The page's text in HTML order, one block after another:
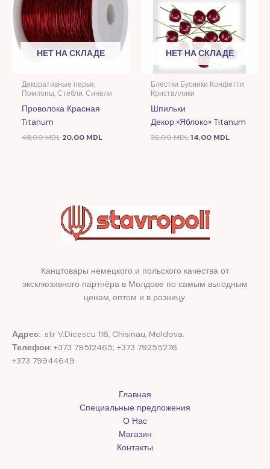
НЕТ НА СКЛАДЕ
Декоративные перья,
Помпоны, Стебли, Синели
Проволока Красная
Titanum
48,00MDL 20,00 MDL
НЕТ НА СКЛАДЕ
Блестки Бусинки Конфетти
Кристаллики
Шпильки
Декор.»Яблоко» Titanum
36,00MDL14,00 MDL
Канцтовары немецкого и польского качества от
эксклюзивного партнёра в Молдове по самым выгодным
ценам, оптом и в розницу.
Адрес: str V.Dicescu 116, Chisinau, Moldova.
Телефон: +373 79512465; +373 79255276
+373 79944649
Главная
Специальные предложения
О Нас
Магазин
Контакты